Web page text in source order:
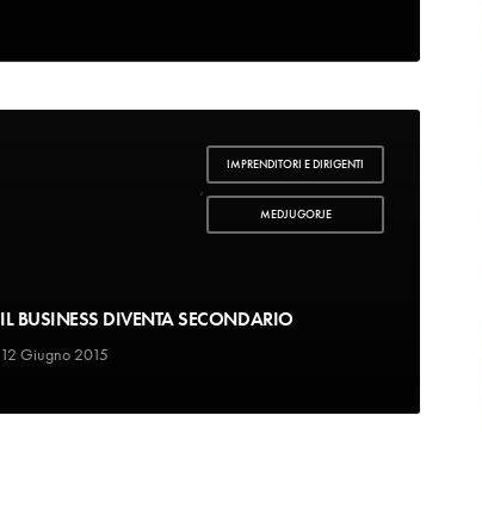
IMPRENDITORI E DIRIGENTI
,
MEDJUGORJE
IL BUSINESS DIVENTA SECONDARIO
12 Giugno 2015